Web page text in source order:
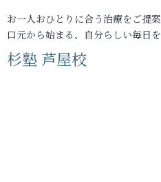
お一人おひとりに合う治療をご提案
口元から始まる、自分らしい毎日を
杉塾 芦屋校